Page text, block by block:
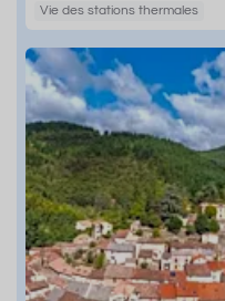
Vie des stations thermales